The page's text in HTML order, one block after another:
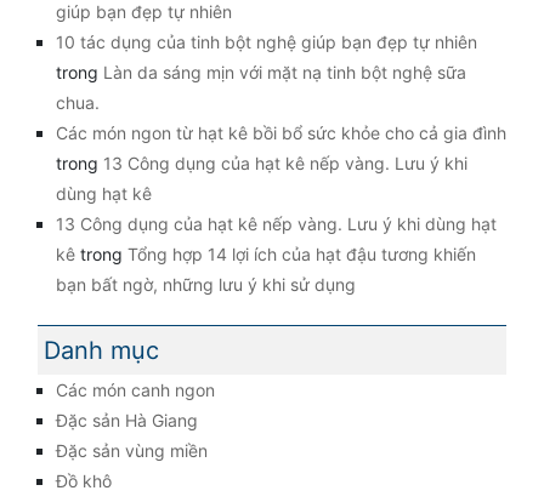
giúp bạn đẹp tự nhiên
10 tác dụng của tinh bột nghệ giúp bạn đẹp tự nhiên
trong Làn da sáng mịn với mặt nạ tinh bột nghệ sữa
chua.
Các món ngon từ hạt kê bồi bổ sức khỏe cho cả gia đình
trong 13 Công dụng của hạt kê nếp vàng. Lưu ý khi
dùng hạt kê
13 Công dụng của hạt kê nếp vàng. Lưu ý khi dùng hạt
kê trong Tổng hợp 14 lợi ích của hạt đậu tương khiến
bạn bất ngờ, những lưu ý khi sử dụng
Danh mục
Các món canh ngon
Đặc sản Hà Giang
Đặc sản vùng miền
Đồ khô